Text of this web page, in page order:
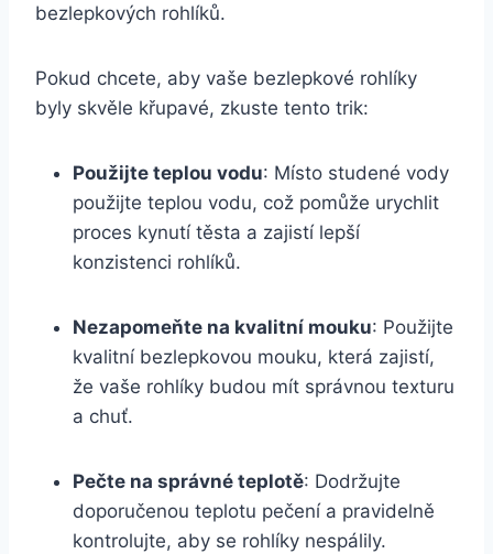
bezlepkových rohlíků.
Pokud chcete, aby vaše bezlepkové rohlíky
byly skvěle křupavé, zkuste tento trik:
Použijte teplou vodu: Místo studené vody
použijte teplou vodu, což pomůže urychlit
proces kynutí těsta a zajistí lepší
konzistenci rohlíků.
Nezapomeňte na kvalitní mouku: Použijte
kvalitní bezlepkovou mouku, která zajistí,
že vaše rohlíky budou mít správnou texturu
a chuť.
Pečte na správné teplotě: Dodržujte
doporučenou teplotu pečení a pravidelně
kontrolujte, aby se rohlíky nespálily.